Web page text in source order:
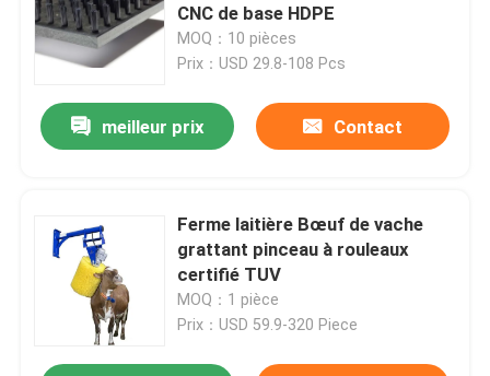
CNC de base HDPE
MOQ：10 pièces
Prix：USD 29.8-108 Pcs
meilleur prix Contact
Ferme laitière Bœuf de vache
grattant pinceau à rouleaux
certifié TUV
MOQ：1 pièce
Prix：USD 59.9-320 Piece